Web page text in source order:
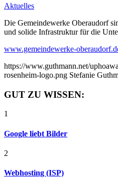
Aktuelles
Die Gemeindewerke Oberaudorf
und solide Infrastruktur für die
www.gemeindewerke-
https://www.guthmann.net/
rosenheim-logo.png Stefanie
GUT ZU WISSEN:
1
Google liebt Bilder
2
Webhosting (ISP)